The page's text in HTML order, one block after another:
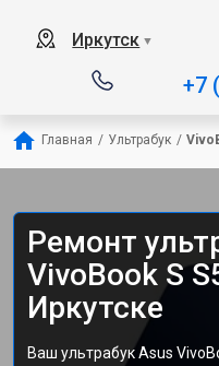
Иркутск ▼
+7
Главная / Ультрабук /
Ремонт
VivoBook S
Иркутске
Ваш ультрабук Asus